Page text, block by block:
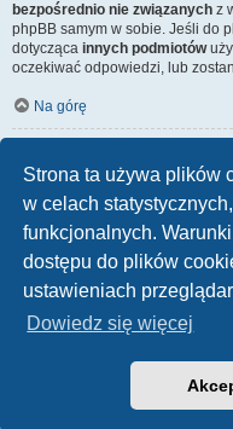
Strona ta używa plików
w celach
funkcjonalnych.
dostępu do plików
ustawieniach
Dowiedz się więcej
bezpośrednio nie związanych z
phpBB samym w sobie. Jeśli do
dotycząca innych podmiotów
oczekiwać odpowiedzi, lub
Na górę
Wszyscy użytkownicy witryny
przez administratora witryny –
mogą także używać odnośnika
Na górę
Strona domowa Strona
Polski pakiet